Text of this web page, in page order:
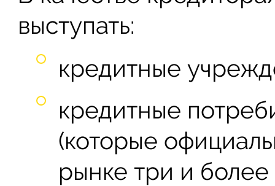
выступать:
кредитные
кредитные
(которые
рынке три и более